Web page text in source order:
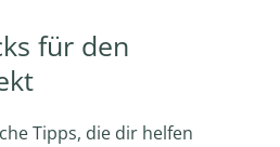
für den
Tipps, die dir helfen